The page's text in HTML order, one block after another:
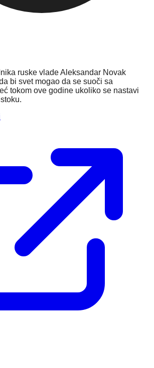
ruske vlade Aleksandar Novak
bi svet mogao da se suoči sa
tokom ove godine ukoliko se nastavi